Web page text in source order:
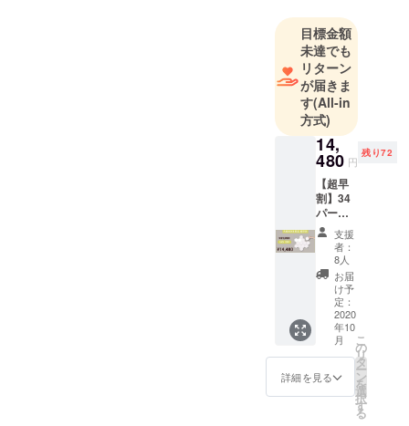
沢山ありま
す。株式会
社NEXUS
AGEはそん
な商品と日
本との架け
橋になるよ
う、いち早
く日本市場
に取り入れ
ることで、
お客様のビ
ジネスの発
展、生活の
向上に大き
く貢献でき
ると考えて
います。
目標金額
未達でも
リターン
が届きま
す(All-in
方式)
14,
480 円
残り72
【超早
割】34
パーセ
ントオ
フ
Links
10個
セット
定価
21,980
→14,48
0円 ・
Links
10個
セット
支援
者：
8人
お届
け予
定：
2020
年10
月
詳細を見る
こ
の
リ
タ
ー
ン
を
選
択
す
る